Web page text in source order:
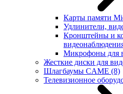
Карты памяти
Удлинители,
Кронштейны и
Микрофоны для
Жесткие диски для
Шлагбаумы CAME (8)
Телевизионное